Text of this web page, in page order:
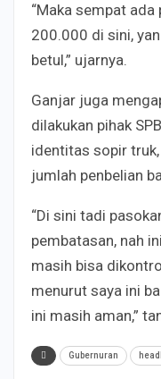
“Maka sempat
200.000 di sini,
betul,” ujarnya.
Ganjar juga
dilakukan pihak
identitas sopir
jumlah penbelian
“Di sini tadi
pembatasan, nah
masih bisa
menurut saya ini
ini masih aman,”
Gubernuran